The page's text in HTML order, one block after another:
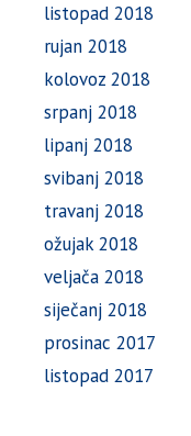
listopad 2018
rujan 2018
kolovoz 2018
srpanj 2018
lipanj 2018
svibanj 2018
travanj 2018
ožujak 2018
veljača 2018
siječanj 2018
prosinac 2017
listopad 2017